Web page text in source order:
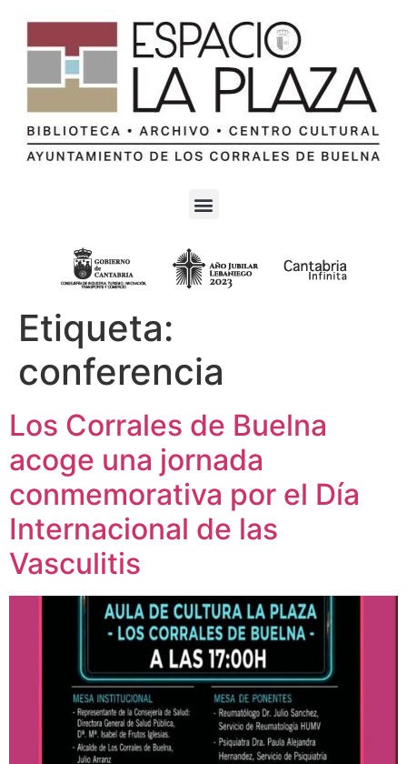
Etiqueta:
conferencia
Los Corrales de Buelna
acoge una jornada
conmemorativa por el Día
Internacional de las
Vasculitis